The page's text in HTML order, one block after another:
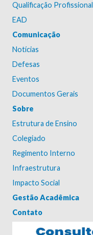
Qualificação Profissional
EAD
Comunicação
Notícias
Defesas
Eventos
Documentos Gerais
Sobre
Estrutura de Ensino
Colegiado
Regimento Interno
Infraestrutura
Impacto Social
Gestão Acadêmica
Contato